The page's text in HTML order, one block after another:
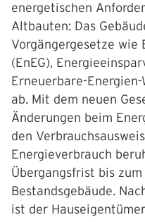
energetischen
Altbauten: Das
Vorgängergesetze wie
(EnEG),
Erneuerbare-Energien-
ab. Mit dem neuen
Änderungen beim
den
Energieverbrauch
Übergangsfrist bis
Bestandsgebäude.
ist der